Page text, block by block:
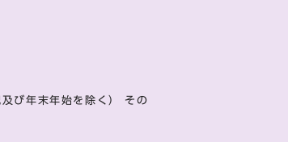
及び年末年始を除く） その